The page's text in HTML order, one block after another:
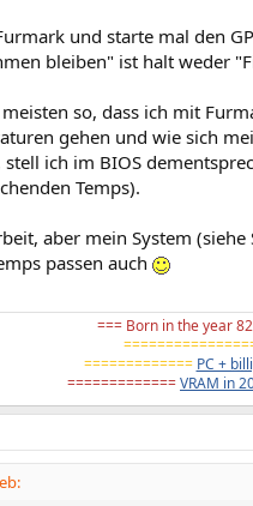
und starte mal den
bleiben" ist halt weder
meisten so, dass ich mit
gehen und wie sich
ich im BIOS
Temps).
aber mein System
passen auch
=== Born in the year
============= PC +
=============VRAM in